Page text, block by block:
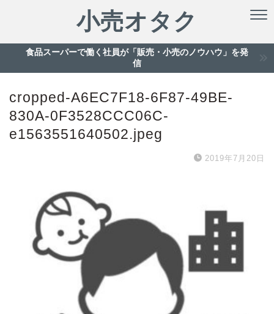
小売オタク
食品スーパーで働く社員が「販売・小売のノウハウ」を発
信
cropped-A6EC7F18-6F87-49BE-
830A-0F3528CCC06C-
e1563551640502.jpeg
2019年7月20日